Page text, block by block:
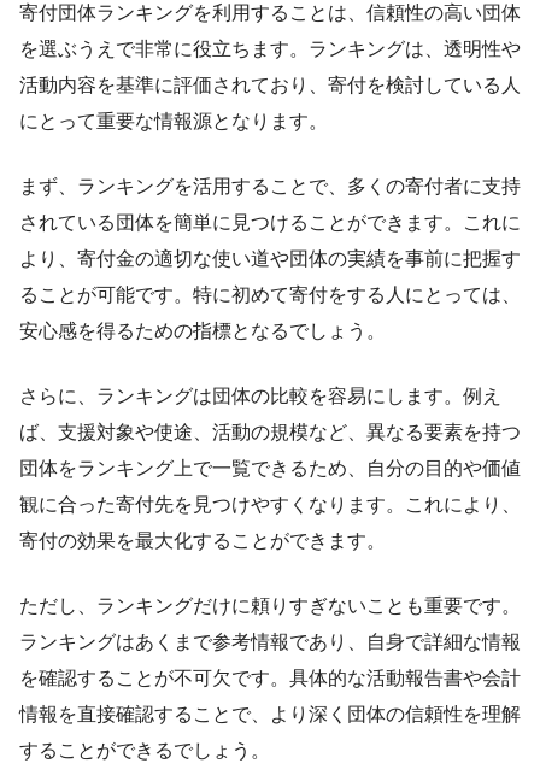
寄付団体ランキングを利用することは、信頼性の高い団体
を選ぶうえで非常に役立ちます。ランキングは、透明性や
活動内容を基準に評価されており、寄付を検討している人
にとって重要な情報源となります。
まず、ランキングを活用することで、多くの寄付者に支持
されている団体を簡単に見つけることができます。これに
より、寄付金の適切な使い道や団体の実績を事前に把握す
ることが可能です。特に初めて寄付をする人にとっては、
安心感を得るための指標となるでしょう。
さらに、ランキングは団体の比較を容易にします。例え
ば、支援対象や使途、活動の規模など、異なる要素を持つ
団体をランキング上で一覧できるため、自分の目的や価値
観に合った寄付先を見つけやすくなります。これにより、
寄付の効果を最大化することができます。
ただし、ランキングだけに頼りすぎないことも重要です。
ランキングはあくまで参考情報であり、自身で詳細な情報
を確認することが不可欠です。具体的な活動報告書や会計
情報を直接確認することで、より深く団体の信頼性を理解
することができるでしょう。